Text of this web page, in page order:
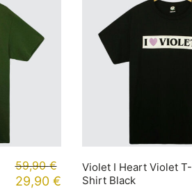
59,90€
29,90 €
Violet I Heart Violet T-
Shirt Black